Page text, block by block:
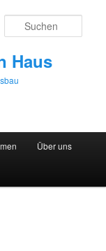
Haus
Über uns